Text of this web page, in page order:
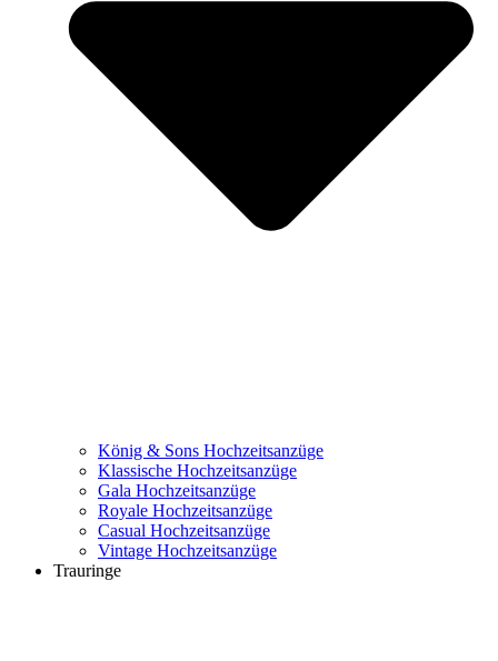
König & Sons Hochzeitsanzüge
Klassische Hochzeitsanzüge
Gala Hochzeitsanzüge
Royale Hochzeitsanzüge
Casual Hochzeitsanzüge
Vintage Hochzeitsanzüge
Trauringe